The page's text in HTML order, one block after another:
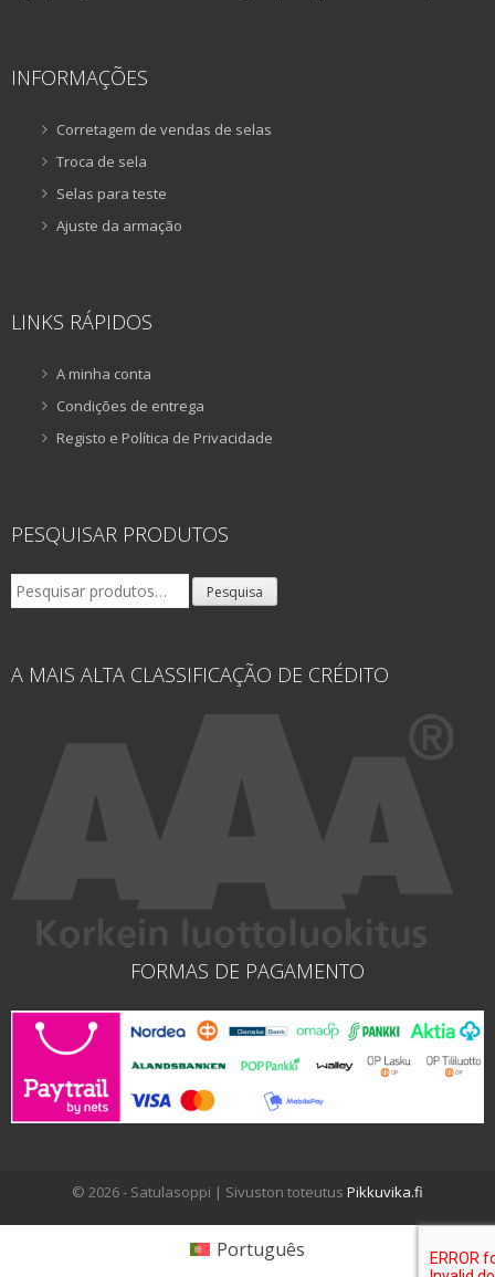
INFORMAÇÕES
Corretagem de vendas de selas
Troca de sela
Selas para teste
Ajuste da armação
LINKS RÁPIDOS
A minha conta
Condições de entrega
Registo e Política de Privacidade
PESQUISAR PRODUTOS
Pesquisar
por:
Pesquisa
A MAIS ALTA CLASSIFICAÇÃO DE CRÉDITO
FORMAS DE PAGAMENTO
© 2026 - Satulasoppi | Sivuston toteutus Pikkuvika.fi
Português